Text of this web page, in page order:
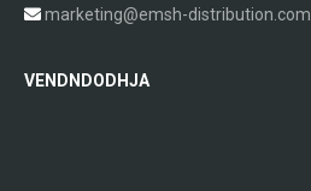
marketing@emsh-distribution.com
VENDNDODHJA